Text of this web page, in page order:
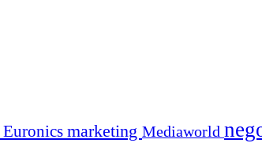
Euronics marketing Mediaworld